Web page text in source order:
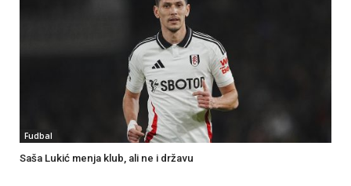
Fudbal
Saša Lukić menja klub, ali ne i državu